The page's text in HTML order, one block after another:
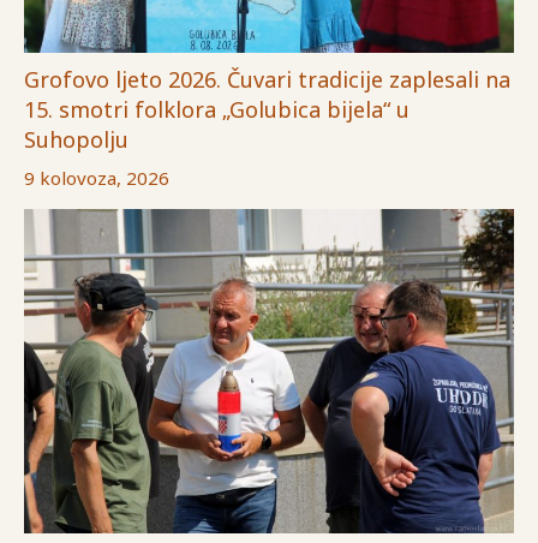
Grofovo ljeto 2026. Čuvari tradicije zaplesali na
15. smotri folklora „Golubica bijela“ u
Suhopolju
9 kolovoza, 2026